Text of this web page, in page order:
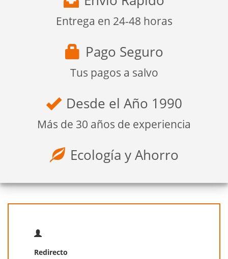
Entrega en 24-48 horas
Pago Seguro
Tus pagos a salvo
Desde el Año 1990
Más de 30 años de experiencia
Ecología y Ahorro
Redirecto